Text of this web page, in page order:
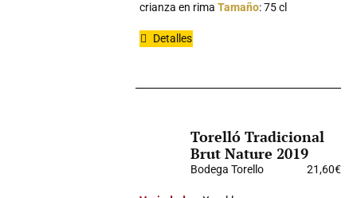
crianza en rima Tamaño: 75 cl
Detalles
Torelló Tradicional
Brut Nature 2019
Bodega Torello 21,60€